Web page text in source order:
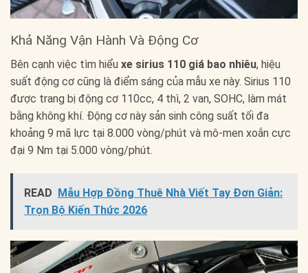
Khả Năng Vận Hành Và Động Cơ
Bên cạnh việc tìm hiểu xe sirius 110 giá bao nhiêu, hiệu
suất động cơ cũng là điểm sáng của mẫu xe này. Sirius 110
được trang bị động cơ 110cc, 4 thì, 2 van, SOHC, làm mát
bằng không khí. Động cơ này sản sinh công suất tối đa
khoảng 9 mã lực tại 8.000 vòng/phút và mô-men xoắn cực
đại 9 Nm tại 5.000 vòng/phút.
READ Mẫu Hợp Đồng Thuê Nhà Viết Tay Đơn Giản:
Trọn Bộ Kiến Thức 2026